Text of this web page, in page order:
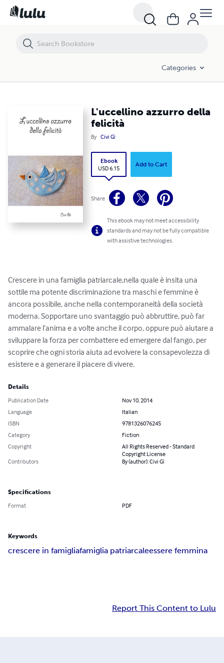
Categories
L'uccellino azzurro della
felicità
By Civi Gì
Ebook
USD 6.15
Add to Cart
Share
This ebook may not meet accessibility
standards and may not be fully compatible
with assistive technologies.
Crescere in una famiglia patriarcale,nella quale è insita una
sottile ma potente discriminazione tra maschi e femmine è
ancora possibile, anche nella contemporaneità della società
moderna. Sopportare uno svantaggio può abbruttire, può far
ammalare l’anima e a volte anche il corpo, oppure può aiutare a
sviluppare la forza per combattere ed emergere dal fango, per
scoprire che ogni storia aiuta ad evolvere la consapevolezza di
esistere e a generare il piacere di vivere.
Details
Publication Date
Nov 10, 2014
Language
Italian
ISBN
9781326076245
Category
Fiction
Copyright
All Rights Reserved - Standard
Copyright License
Contributors
By (author): Civi Gì
Specifications
Format PDF
Keywords
crescere in famigliafamiglia patriarcaleessere femmina
Report This Content to Lulu
L'uccellino azzurro della felicità